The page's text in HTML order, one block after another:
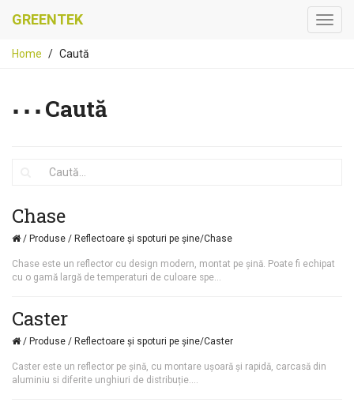
GREENTEK
Home Caută
Caută
Caută...
Chase
/ Produse / Reflectoare și spoturi pe șine/Chase
Chase este un reflector cu design modern, montat pe șină. Poate fi echipat
cu o gamă largă de temperaturi de culoare spe...
Caster
/ Produse / Reflectoare și spoturi pe șine/Caster
Caster este un reflector pe șină, cu montare ușoară și rapidă, carcasă din
aluminiu si diferite unghiuri de distribuție....